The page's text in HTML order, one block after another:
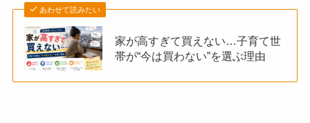
あわせて読みたい
家が高すぎて買えない…子育て世
帯が“今は買わない”を選ぶ理由